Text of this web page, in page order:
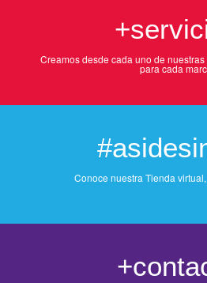
Creamos desde cada uno de
para cada
Conoce nuestra Tienda